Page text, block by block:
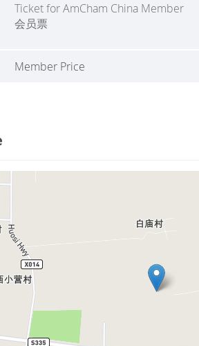
Ticket for AmCham China Member
会员票
Member Price